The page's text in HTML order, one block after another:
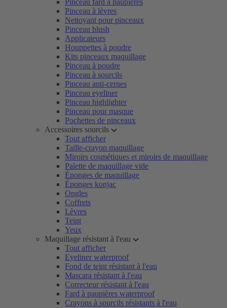
Pinceau fard à paupières
Pinceau à lèvres
Nettoyant pour pinceaux
Pinceau blush
Applicateurs
Houppettes à poudre
Kits pinceaux maquillage
Pinceau à poudre
Pinceau à sourcils
Pinceau anti-cernes
Pinceau eyeliner
Pinceau highlighter
Pinceau pour masque
Pochettes de pinceaux
Accessoires sourcils
Tout afficher
Taille-crayon maquillage
Miroirs cosmétiques et miroirs de maquillage
Palette de maquillage vide
Éponges de maquillage
Éponges konjac
Ongles
Coffrets
Lèvres
Teint
Yeux
Maquillage résistant à l'eau
Tout afficher
Eyeliner waterproof
Fond de teint résistant à l'eau
Mascara résistant à l'eau
Correcteur résistant à l'eau
Fard à paupières waterproof
Crayons à sourcils résistants à l'eau